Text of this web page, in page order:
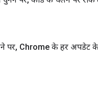
पर, Chrome के हर अपडेट के